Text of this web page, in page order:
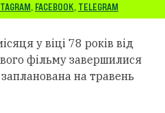
, FACEBOOK, TELEGRAM
у віці 78 років від
фільму завершилися
на травень